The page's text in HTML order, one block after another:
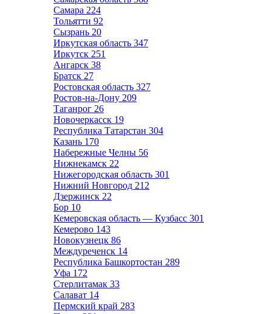
Самара 224
Тольятти 92
Сызрань 20
Иркутская область 347
Иркутск 251
Ангарск 38
Братск 27
Ростовская область 327
Ростов-на-Дону 209
Таганрог 26
Новочеркасск 19
Республика Татарстан 304
Казань 170
Набережные Челны 56
Нижнекамск 22
Нижегородская область 301
Нижний Новгород 212
Дзержинск 22
Бор 10
Кемеровская область — Кузбасс 301
Кемерово 143
Новокузнецк 86
Междуреченск 14
Республика Башкортостан 289
Уфа 172
Стерлитамак 33
Салават 14
Пермский край 283